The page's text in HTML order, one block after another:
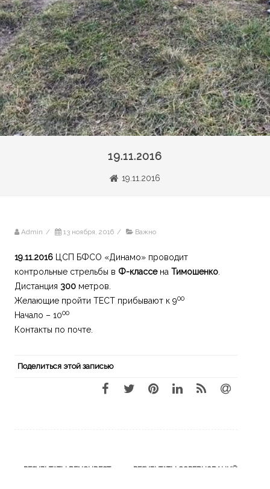
19.11.2016
19.11.2016
Admin / 13 ноября, 2016 / Важно
19.11.2016 ЦСП БФСО «Динамо» проводит
контрольные стрельбы в Ф-классена Тимошенко
Дистанция 300 метров.
Желающие пройти ТЕСТ прибывают к 900
Начало – 1000
Контакты по почте.
Поделиться этой записью
Навигация
РЕЗУЛЬТАТЫ BENCHREST
РЕЗУЛЬТАТЫ СОРЕВНОВАНИЙ